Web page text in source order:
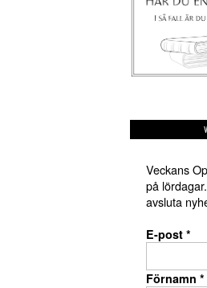
Veckans
på
avsluta
E-post *
Förnamn *